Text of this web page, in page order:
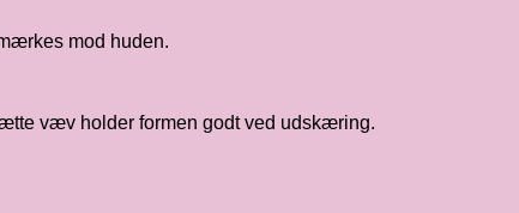
mod huden.
væv holder formen godt ved udskæring.